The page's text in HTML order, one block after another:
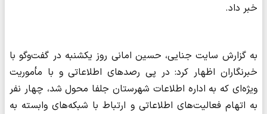
خبر داد.
به گزارش سایت جنایی، حسین امانی روز یکشنبه در گفت‌وگو با
خبرنگاران اظهار کرد: در پی رصدهای اطلاعاتی و با مأموریت
ویژه‌ای که به اداره اطلاعات شهرستان جلفا محول شد، چهار نفر
به اتهام فعالیت‌های اطلاعاتی و ارتباط با شبکه‌های وابسته به